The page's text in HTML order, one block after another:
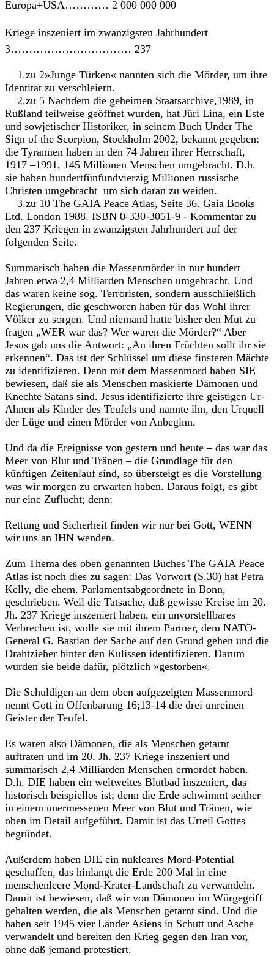
Europa+USA………… 2 000 000 000
Kriege inszeniert im zwanzigsten Jahrhundert
3…………………………… 237
1.zu 2»Junge Türken« nannten sich die Mörder, um ihre
Identität zu verschleiern.
2.zu 5 Nachdem die geheimen Staatsarchive,1989, in
Rußland teilweise geöffnet wurden, hat Jüri Lina, ein Este
und sowjetischer Historiker, in seinem Buch Under The
Sign of the Scorpion, Stockholm 2002, bekannt gegeben:
die Tyrannen haben in den 74 Jahren ihrer Herrschaft,
1917 –1991, 145 Millionen Menschen umgebracht. D.h.
sie haben hundert­fünfundvierzig Millionen russische
Christen umgebracht um sich daran zu weiden.
3.zu 10 The GAIA Peace Atlas, Seite 36. Gaia Books
Ltd. London 1988. ISBN 0-330-3051-9 - Kommentar zu
den 237 Kriegen in zwanzigsten Jahrhundert auf der
folgenden Seite.
Summarisch haben die Massenmörder in nur hundert
Jahren etwa 2,4 Milli­arden Menschen umgebracht. Und
das waren keine sog. Terroristen, son­dern ausschließlich
Regierungen, die geschworen haben für das Wohl ihrer
Völker zu sorgen. Und niemand hatte bisher den Mut zu
fragen „WER war das? Wer waren die Mörder?“ Aber
Jesus gab uns die Antwort: „An ihren Früchten sollt ihr sie
erkennen“. Das ist der Schlüssel um diese fins­teren Mächte
zu identifizieren. Denn mit dem Massenmord haben SIE
bewiesen, daß sie als Menschen maskierte Dämonen und
Knechte Satans sind. Jesus identifizierte ihre geistigen Ur-
Ahnen als Kinder des Teufels und nannte ihn, den Urquell
der Lüge und einen Mörder von Anbeginn.
Und da die Ereignisse von gestern und heute – das war das
Meer von Blut und Tränen – die Grundlage für den
künftigen Zeitenlauf sind, so übersteigt es die Vorstellung
was wir morgen zu erwarten haben. Daraus folgt, es gibt
nur eine Zuflucht; denn:
Rettung und Sicherheit finden wir nur bei Gott, WENN
wir uns an IHN wenden.
Zum Thema des oben genannten Buches The GAIA Peace
Atlas ist noch dies zu sagen: Das Vorwort (S.30) hat Petra
Kelly, die ehem. Parlamentsabgeordnete in Bonn,
geschrieben. Weil die Tatsache, daß gewisse Kreise im 20.
Jh. 237 Kriege inszeniert haben, ein unvorstellbares
Verbrechen ist, wolle sie mit ihrem Partner, dem NATO-
General G. Bastian der Sache auf den Grund gehen und die
Drahtzieher hinter den Kulissen identifizieren. Darum
wurden sie beide dafür, plötzlich »gestorben«.
Die Schuldigen an dem oben aufgezeigten Massenmord
nennt Gott in Offenbarung 16;13-14 die drei unreinen
Geister der Teufel.
Es waren also Dämonen, die als Menschen getarnt
auftraten und im 20. Jh. 237 Kriege inszeniert und
summarisch 2,4 Milliarden Menschen ermordet haben.
D.h. DIE haben ein weltweites Blutbad inszeniert, das
historisch beispiellos ist; denn die Erde schwimmt seither
in einem uner­messenen Meer von Blut und Tränen, wie
oben im Detail aufgeführt. Damit ist das Urteil Gottes
begründet.
Außerdem haben DIE ein nukleares Mord-Potential
geschaffen, das hinlangt die Erde 200 Mal in eine
menschenleere Mond-Krater-Landschaft zu verwandeln.
Damit ist bewiesen, daß wir von Dämonen im Würgegriff
gehalten werden, die als Menschen getarnt sind. Und die
haben seit 1945 vier Länder Asiens in Schutt und Asche
verwandelt und bereiten den Krieg gegen den Iran vor,
ohne daß jemand protestiert.